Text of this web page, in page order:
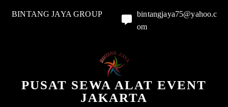
BINTANG JAYA GROUP
bintangjaya75@yahoo.c
om
PUSAT SEWA ALAT EVENT
JAKARTA